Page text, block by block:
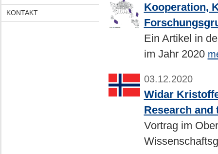
KONTAKT
Kooperation,
Ein Artikel in
im Jahr 2020
03.12.2020
Widar
Research and
Vortrag im